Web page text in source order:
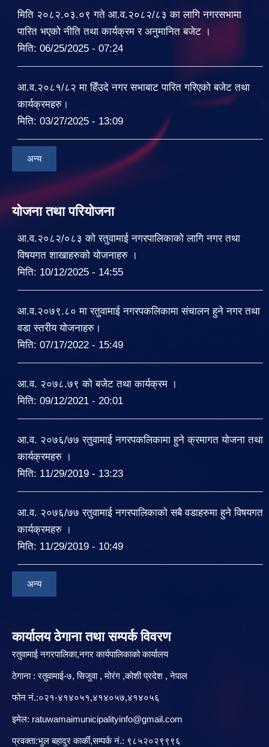
मिति २०८२.०३.०९ गते आ.व.२०८२/८३ का लागि नगरसभामा
पारित भएको नीति तथा कार्यक्रम र अनुमानित बजेट ।
मिति: 06/25/2025 - 07:24
आ.व.२०८१/८२ मा हिँउदे नगर सभाबाट पारित गरिएको बजेट तथा
कार्यक्रमहरु।
मिति: 03/27/2025 - 13:09
अन्य
योजना तथा परियोजना
आ.व.२०८२/०८३ को रतुवामाई नगरपालिकाको लागि नगर तथा
विषयगत शाखाहरुको योजनाहरु ।
मिति: 10/12/2025 - 14:55
आ.व.२०७९.८० मा रतुवामाई नगरपकलिकामा संचालन हुने नगर तथा
वडा स्तरीय योजनाहरु।
मिति: 07/17/2022 - 15:49
आ.व. २०७८.७९ को बजेट तथा कार्यक्रम ।
मिति: 09/12/2021 - 20:01
आ.व. २०७६/७७ रतुवामाई नगरपकलिकामा हुने क्रमागत योजना तथा
कार्यक्रमहरु ।
मिति: 11/29/2019 - 13:23
आ.व. २०७६/७७ रतुवामाई नगरपालिकाको सबै वडाहरुमा हुने विषयगत
कार्यक्रमहरु ।
मिति: 11/29/2019 - 10:49
अन्य
कार्यालय ठेगाना तथा सम्पर्क विवरण
रतुवामाई नगरपालिका,नगर कार्यपालिकाको कार्यालय
ठेगाना : रतुवामाई-७, सिजुवा , मोरंग ,कोशी प्रदेश , नेपाल
फोन नं.:०२१-४१४०५१,४१४०५७,४१४०५६
इमेल: ratuwamaimunicipalityinfo@gmail.com
प्रवक्ता:भुल बहादुर कार्की,सम्पर्क नं.: ९८५२०२९९९६